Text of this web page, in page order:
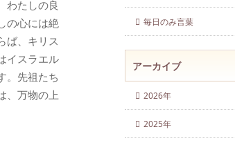
わたしの良
の心には絶
ば、キリス
イスラエル
。先祖たち
、万物の上
毎日のみ言葉
アーカイブ
2026年
2025年